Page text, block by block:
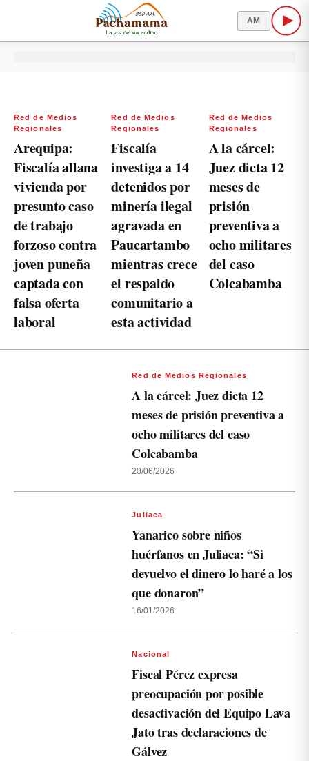
AM
Red de Medios
Regionales
Arequipa:
Fiscalía allana
vivienda por
presunto caso
de trabajo
forzoso contra
joven puneña
captada con
falsa oferta
laboral
Red de Medios
Regionales
Fiscalía
investiga a 14
detenidos por
minería ilegal
agravada en
Paucartambo
mientras crece
el respaldo
comunitario a
esta actividad
Red de Medios
Regionales
A la cárcel:
Juez dicta 12
meses de
prisión
preventiva a
ocho militares
del caso
Colcabamba
Red de Medios Regionales
A la cárcel: Juez dicta 12
meses de prisión preventiva a
ocho militares del caso
Colcabamba
20/06/2026
Juliaca
Yanarico sobre niños
huérfanos en Juliaca: “Si
devuelvo el dinero lo haré a los
que donaron”
16/01/2026
Nacional
Fiscal Pérez expresa
preocupación por posible
desactivación del Equipo Lava
Jato tras declaraciones de
Gálvez